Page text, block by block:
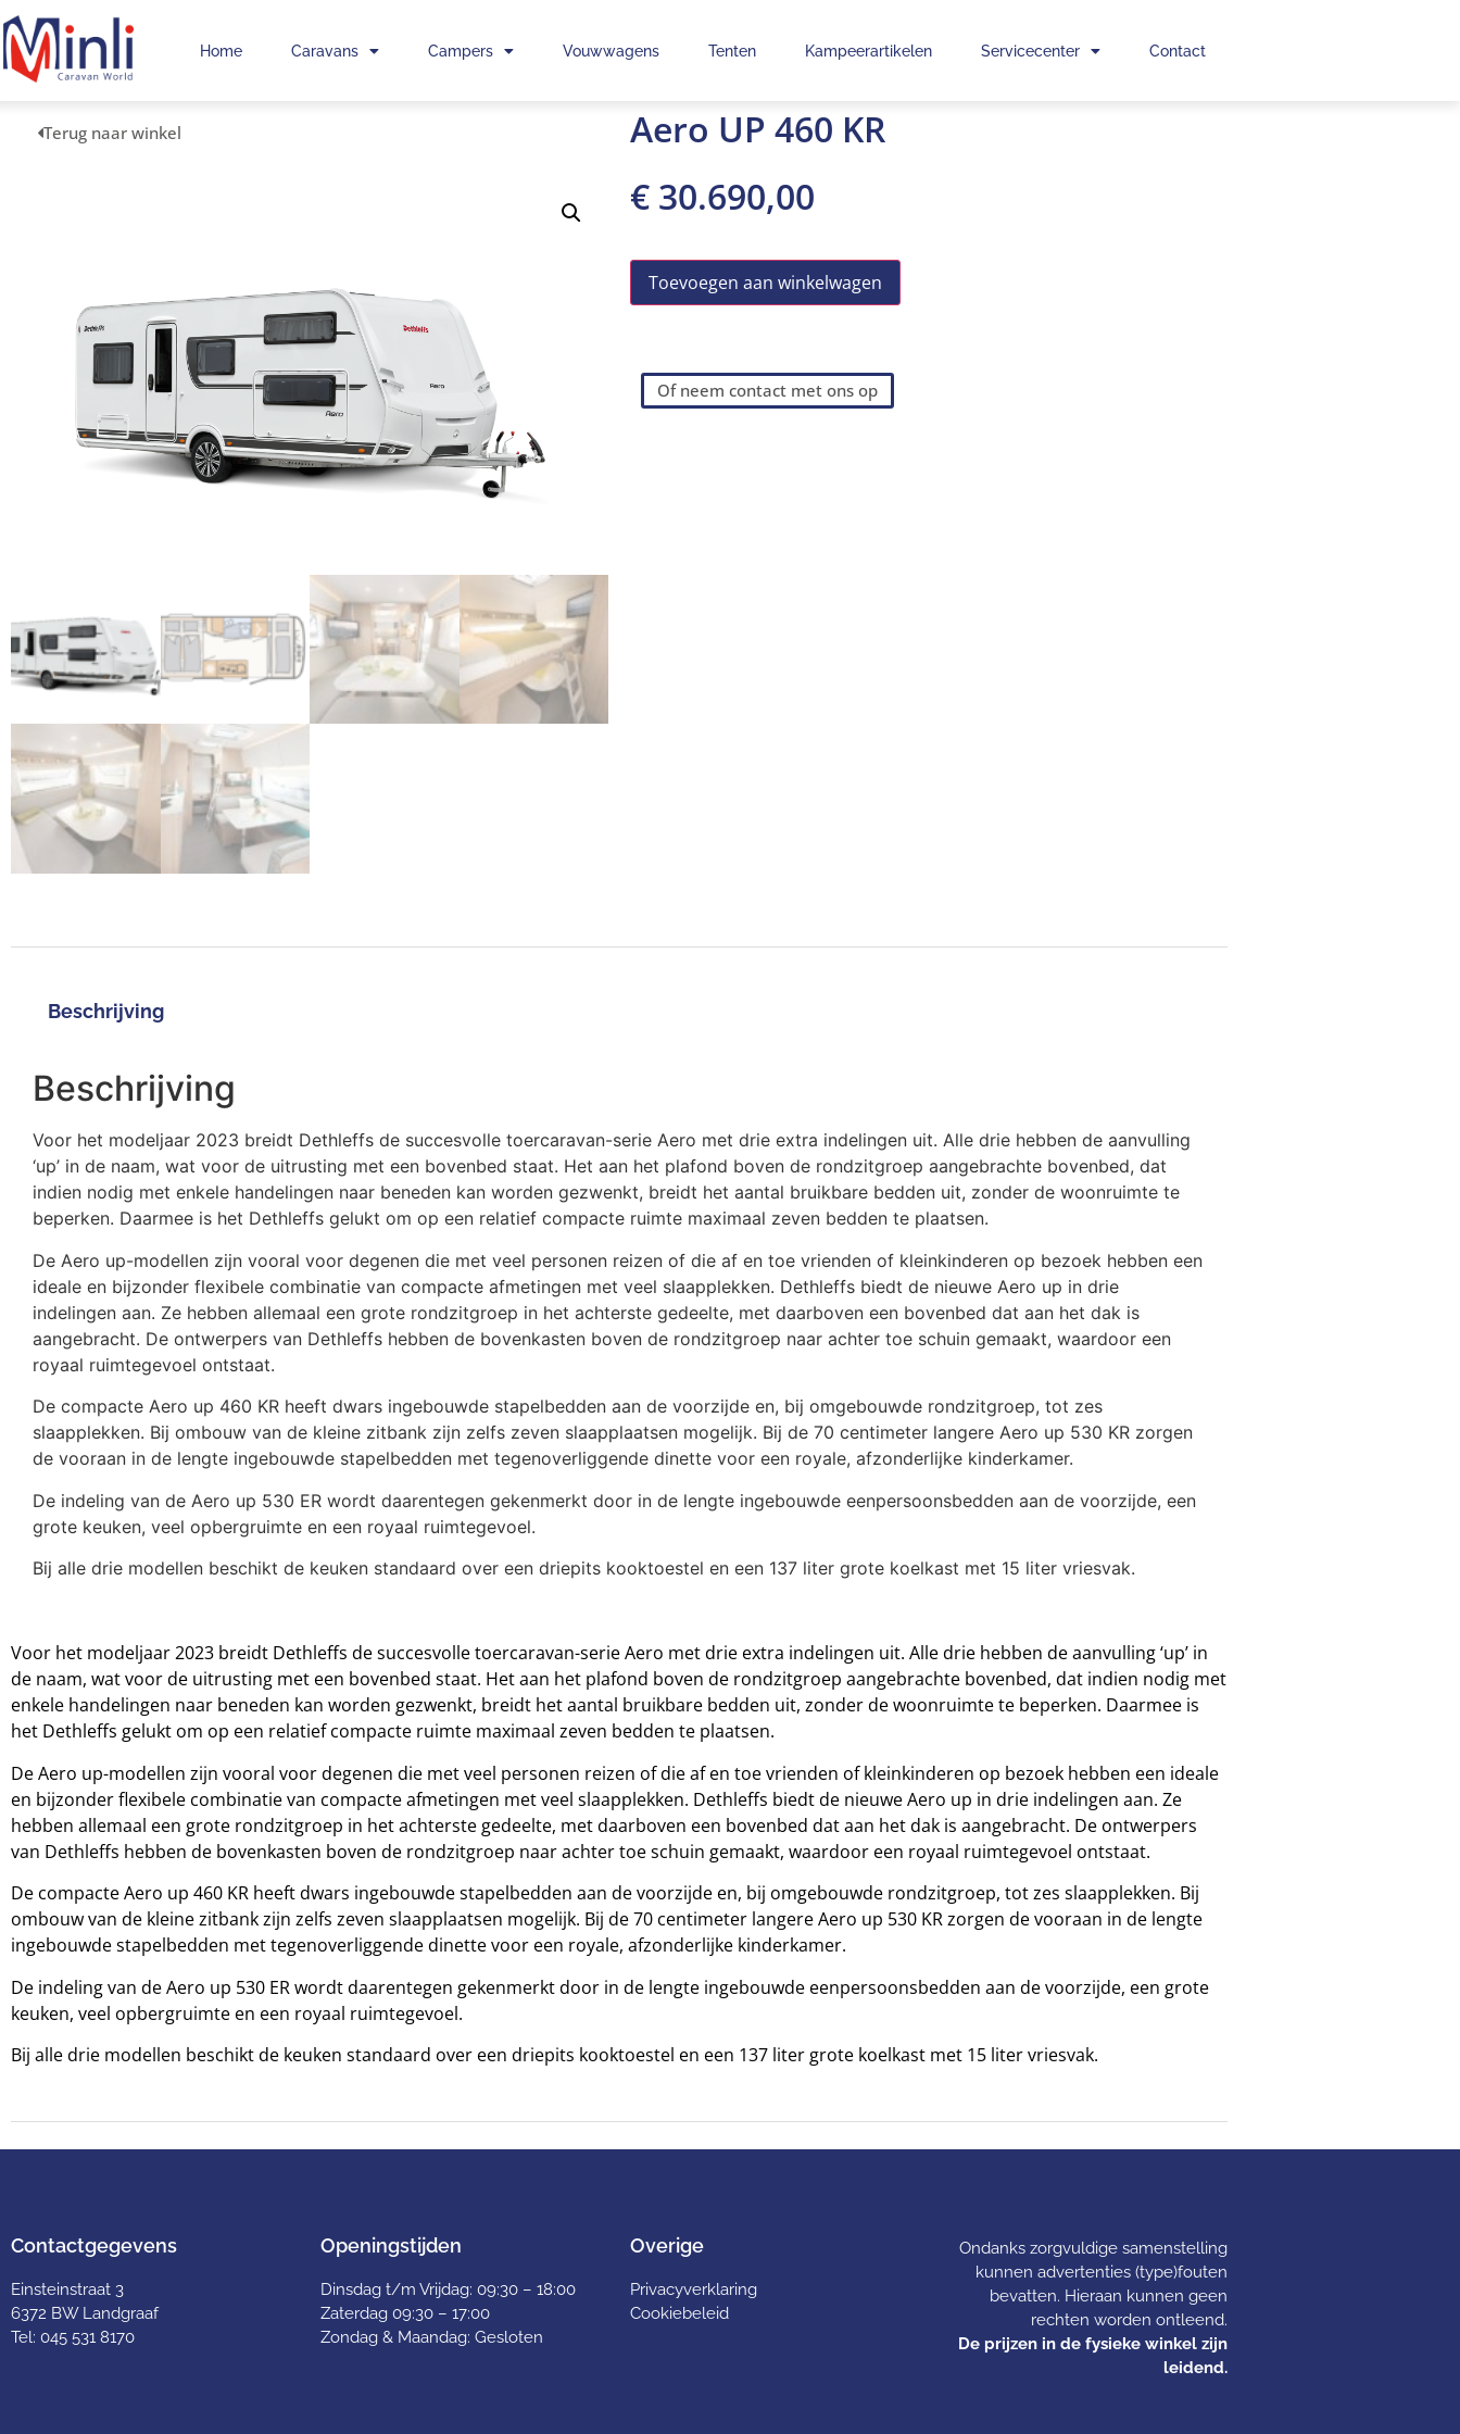
Home Caravans Campers Vouwwagens Tenten Kampeerartikelen Servicecenter Contact
Terug naar winkel
Aero UP 460 KR
€ 30.690,00
Toevoegen aan winkelwagen
Of neem contact met ons op
Beschrijving
Beschrijving
Voor het modeljaar 2023 breidt Dethleffs de succesvolle toercaravan-serie Aero met drie extra indelingen uit. Alle drie hebben de aanvulling
‘up’ in de naam, wat voor de uitrusting met een bovenbed staat. Het aan het plafond boven de rondzitgroep aangebrachte bovenbed, dat
indien nodig met enkele handelingen naar beneden kan worden gezwenkt, breidt het aantal bruikbare bedden uit, zonder de woonruimte te
beperken. Daarmee is het Dethleffs gelukt om op een relatief compacte ruimte maximaal zeven bedden te plaatsen.
De Aero up-modellen zijn vooral voor degenen die met veel personen reizen of die af en toe vrienden of kleinkinderen op bezoek hebben een
ideale en bijzonder flexibele combinatie van compacte afmetingen met veel slaapplekken. Dethleffs biedt de nieuwe Aero up in drie
indelingen aan. Ze hebben allemaal een grote rondzitgroep in het achterste gedeelte, met daarboven een bovenbed dat aan het dak is
aangebracht. De ontwerpers van Dethleffs hebben de bovenkasten boven de rondzitgroep naar achter toe schuin gemaakt, waardoor een
royaal ruimtegevoel ontstaat.
De compacte Aero up 460 KR heeft dwars ingebouwde stapelbedden aan de voorzijde en, bij omgebouwde rondzitgroep, tot zes
slaapplekken. Bij ombouw van de kleine zitbank zijn zelfs zeven slaapplaatsen mogelijk. Bij de 70 centimeter langere Aero up 530 KR zorgen
de vooraan in de lengte ingebouwde stapelbedden met tegenoverliggende dinette voor een royale, afzonderlijke kinderkamer.
De indeling van de Aero up 530 ER wordt daarentegen gekenmerkt door in de lengte ingebouwde eenpersoonsbedden aan de voorzijde, een
grote keuken, veel opbergruimte en een royaal ruimtegevoel.
Bij alle drie modellen beschikt de keuken standaard over een driepits kooktoestel en een 137 liter grote koelkast met 15 liter vriesvak.
Voor het modeljaar 2023 breidt Dethleffs de succesvolle toercaravan-serie Aero met drie extra indelingen uit. Alle drie hebben de aanvulling ‘up’ in
de naam, wat voor de uitrusting met een bovenbed staat. Het aan het plafond boven de rondzitgroep aangebrachte bovenbed, dat indien nodig met
enkele handelingen naar beneden kan worden gezwenkt, breidt het aantal bruikbare bedden uit, zonder de woonruimte te beperken. Daarmee is
het Dethleffs gelukt om op een relatief compacte ruimte maximaal zeven bedden te plaatsen.
De Aero up-modellen zijn vooral voor degenen die met veel personen reizen of die af en toe vrienden of kleinkinderen op bezoek hebben een ideale
en bijzonder flexibele combinatie van compacte afmetingen met veel slaapplekken. Dethleffs biedt de nieuwe Aero up in drie indelingen aan. Ze
hebben allemaal een grote rondzitgroep in het achterste gedeelte, met daarboven een bovenbed dat aan het dak is aangebracht. De ontwerpers
van Dethleffs hebben de bovenkasten boven de rondzitgroep naar achter toe schuin gemaakt, waardoor een royaal ruimtegevoel ontstaat.
De compacte Aero up 460 KR heeft dwars ingebouwde stapelbedden aan de voorzijde en, bij omgebouwde rondzitgroep, tot zes slaapplekken. Bij
ombouw van de kleine zitbank zijn zelfs zeven slaapplaatsen mogelijk. Bij de 70 centimeter langere Aero up 530 KR zorgen de vooraan in de lengte
ingebouwde stapelbedden met tegenoverliggende dinette voor een royale, afzonderlijke kinderkamer.
De indeling van de Aero up 530 ER wordt daarentegen gekenmerkt door in de lengte ingebouwde eenpersoonsbedden aan de voorzijde, een grote
keuken, veel opbergruimte en een royaal ruimtegevoel.
Bij alle drie modellen beschikt de keuken standaard over een driepits kooktoestel en een 137 liter grote koelkast met 15 liter vriesvak.
Contactgegevens
Einsteinstraat 3
6372 BW Landgraaf
Tel: 045 531 8170
Openingstijden
Dinsdag t/m Vrijdag: 09:30 – 18:00
Zaterdag 09:30 – 17:00
Zondag & Maandag: Gesloten
Overige
Privacyverklaring
Cookiebeleid
Ondanks zorgvuldige samenstelling
kunnen advertenties (type)fouten
bevatten. Hieraan kunnen geen
rechten worden ontleend.
De prijzen in de fysieke winkel zijn
leidend.